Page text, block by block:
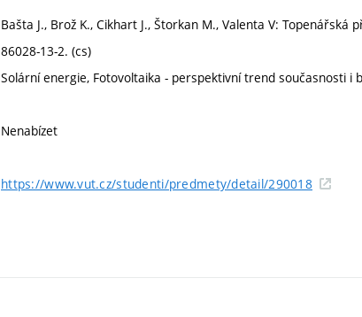
Bašta J., Brož K., Cikhart J., Štorkan M., Valenta V:
86028-13-2. (cs)
Solární energie, Fotovoltaika - perspektivní trend současnosti i
Nenabízet
https://www.vut.cz/studenti/predmety/detail/290018